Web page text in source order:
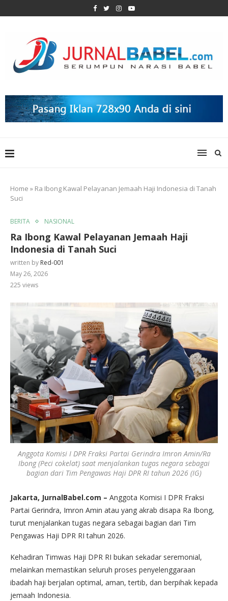
Home » Ra Ibong Kawal Pelayanan Jemaah Haji Indonesia di Tanah
Suci
BERITA NASIONAL
Ra Ibong Kawal Pelayanan Jemaah Haji
Indonesia di Tanah Suci
written by Red-001
May 26, 2026
225 views
Anggota Komisi I DPR Fraksi Partai Gerindra Imron Amin/Ra
Ibong (Peci cokelat) saat menjalankan tugas negara sebagai
bagian dari Tim Pengawas Haji DPR RI tahun 2026 (IG)
Jakarta, JurnalBabel.com – Anggota Komisi I DPR Fraksi
Partai Gerindra, Imron Amin atau yang akrab disapa Ra Ibong,
turut menjalankan tugas negara sebagai bagian dari Tim
Pengawas Haji DPR RI tahun 2026.
Kehadiran Timwas Haji DPR RI bukan sekadar seremonial,
melainkan memastikan seluruh proses penyelenggaraan
ibadah haji berjalan optimal, aman, tertib, dan berpihak kepada
jemaah Indonesia.